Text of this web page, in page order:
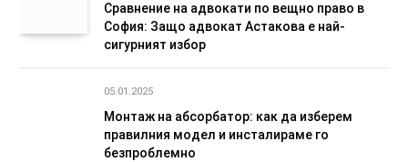
Сравнение на адвокати по вещно право в
София: Защо адвокат Астакова е най-
сигурният избор
05.01.2025
Монтаж на абсорбатор: как да изберем
правилния модел и инсталираме го
безпроблемно